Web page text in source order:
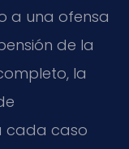
a una ofensa
de la
la
cada caso